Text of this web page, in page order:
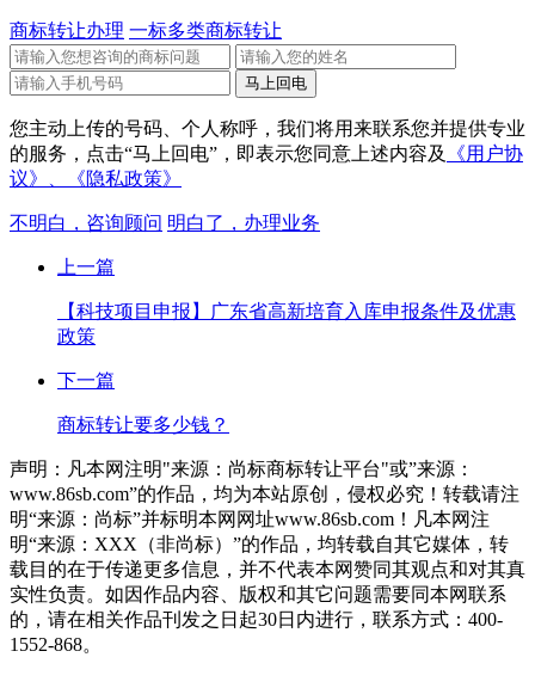
商标转让办理 一标多类商标转让
您主动上传的号码、个人称呼，我们将用来联系您并提供专业
的服务，点击“马上回电”，即表示您同意上述内容及
《用户协
议》、
《隐私政策》
不明白，咨询顾问 明白了，办理业务
上一篇
【科技项目申报】广东省高新培育入库申报条件及优惠
政策
下一篇
商标转让要多少钱？
声明：凡本网注明"来源：尚标商标转让平台"或”来源：
www.86sb.com”的作品，均为本站原创，侵权必究！转载请注
明“来源：尚标”并标明本网网址www.86sb.com！凡本网注
明“来源：XXX（非尚标）”的作品，均转载自其它媒体，转
载目的在于传递更多信息，并不代表本网赞同其观点和对其真
实性负责。如因作品内容、版权和其它问题需要同本网联系
的，请在相关作品刊发之日起30日内进行，联系方式：400-
1552-868。